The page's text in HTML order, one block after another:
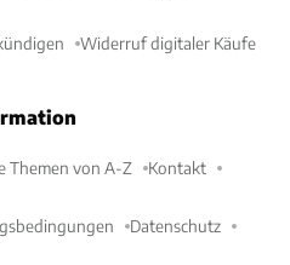
Widerruf digitaler Käufe
Themen von A-Z Kontakt
Datenschutz